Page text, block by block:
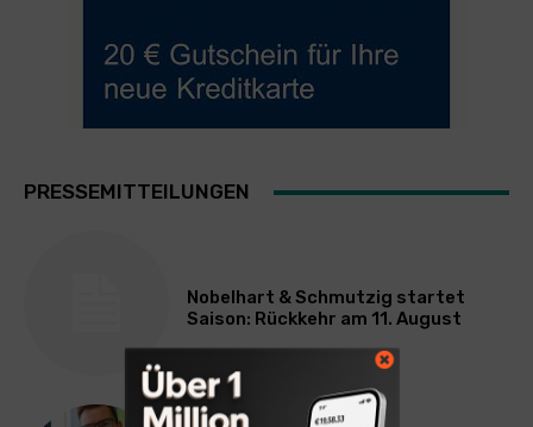
PRESSEMITTEILUNGEN
Nobelhart & Schmutzig startet
Saison: Rückkehr am 11. August